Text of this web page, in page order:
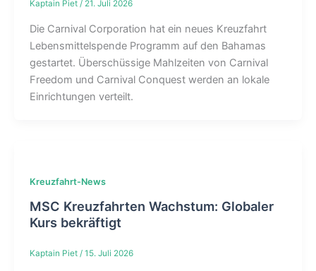
Kaptain Piet / 21. Juli 2026
Die Carnival Corporation hat ein neues Kreuzfahrt
Lebensmittelspende Programm auf den Bahamas
gestartet. Überschüssige Mahlzeiten von Carnival
Freedom und Carnival Conquest werden an lokale
Einrichtungen verteilt.
Kreuzfahrt-News
MSC Kreuzfahrten Wachstum: Globaler
Kurs bekräftigt
Kaptain Piet / 15. Juli 2026